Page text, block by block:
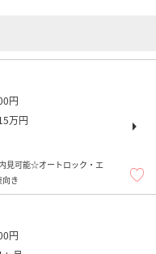
円
万円
見可能☆オートロック・エ
き
円